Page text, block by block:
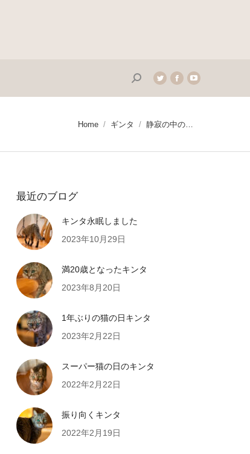
Search:Twitter
page
in
window
Facebook
page
in
window
YouTube
page
window
You are here:
Home ギンタ 静寂の中の…
最近のブログ
キンタ永眠しました
2023年10月29日
満20歳となったキンタ
2023年8月20日
1年ぶりの猫の日キンタ
2023年2月22日
スーパー猫の日のキンタ
2022年2月22日
振り向くキンタ
2022年2月19日